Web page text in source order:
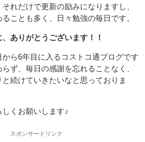
れだけで更新の励みになりますし、
ことも多く、日々勉強の毎日です。
ありがとうございます！！
から6年目に入るコストコ通ブログです
ず、毎日の感謝を忘れることなく、
続けていきたいなと思っておりま
くお願いします♪
スポンサードリンク